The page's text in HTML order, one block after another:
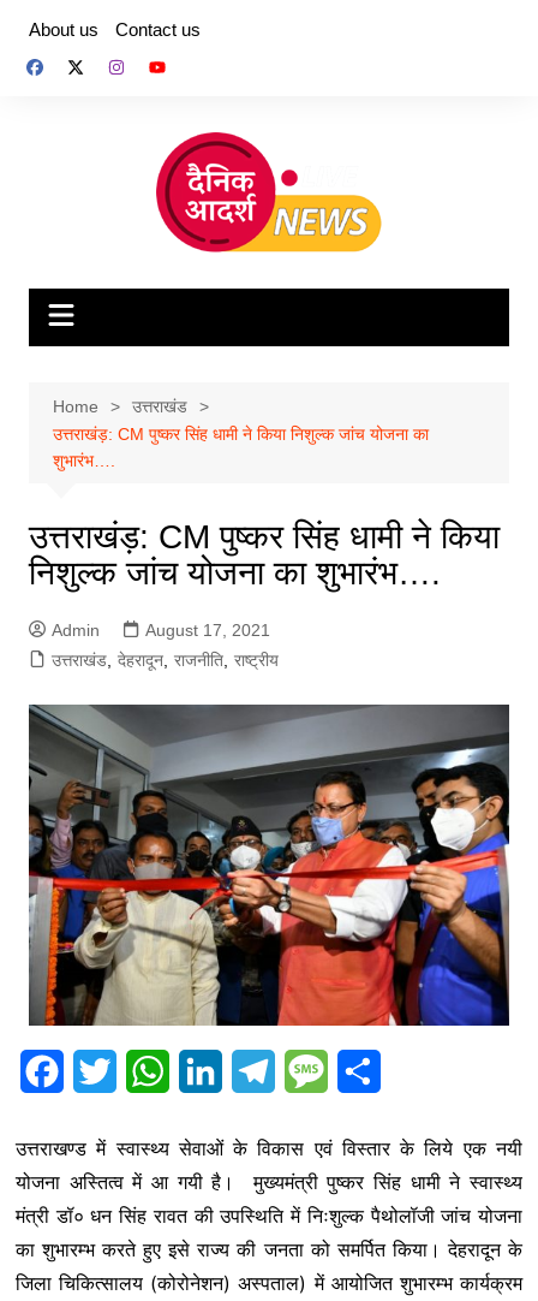
content
About us Contact us
Home
उत्तराखंड
उत्तराखंड़: CM पुष्कर सिंह धामी ने किया निशुल्क जांच योजना का
शुभारंभ….
उत्तराखंड़: CM पुष्कर सिंह धामी ने किया
निशुल्क जांच योजना का शुभारंभ….
Admin
August 17, 2021
उत्तराखंड, देहरादून, राजनीति, राष्ट्रीय
c
e
b
o
i
t
t
e
W
s
A
n
e
d
l
e
g
r
s
s
a
g
a
e
उत्तराखण्ड में स्वास्थ्य सेवाओं के विकास एवं विस्तार के लिये एक नयी
योजना अस्तित्व में आ गयी है। मुख्यमंत्री पुष्कर सिंह धामी ने स्वास्थ्य
मंत्री डॉ० धन सिंह रावत की उपस्थिति में निःशुल्क पैथोलॉजी जांच योजना
का शुभारम्भ करते हुए इसे राज्य की जनता को समर्पित किया। देहरादून के
जिला चिकित्सालय (कोरोनेशन) अस्पताल) में आयोजित शुभारम्भ कार्यक्रम